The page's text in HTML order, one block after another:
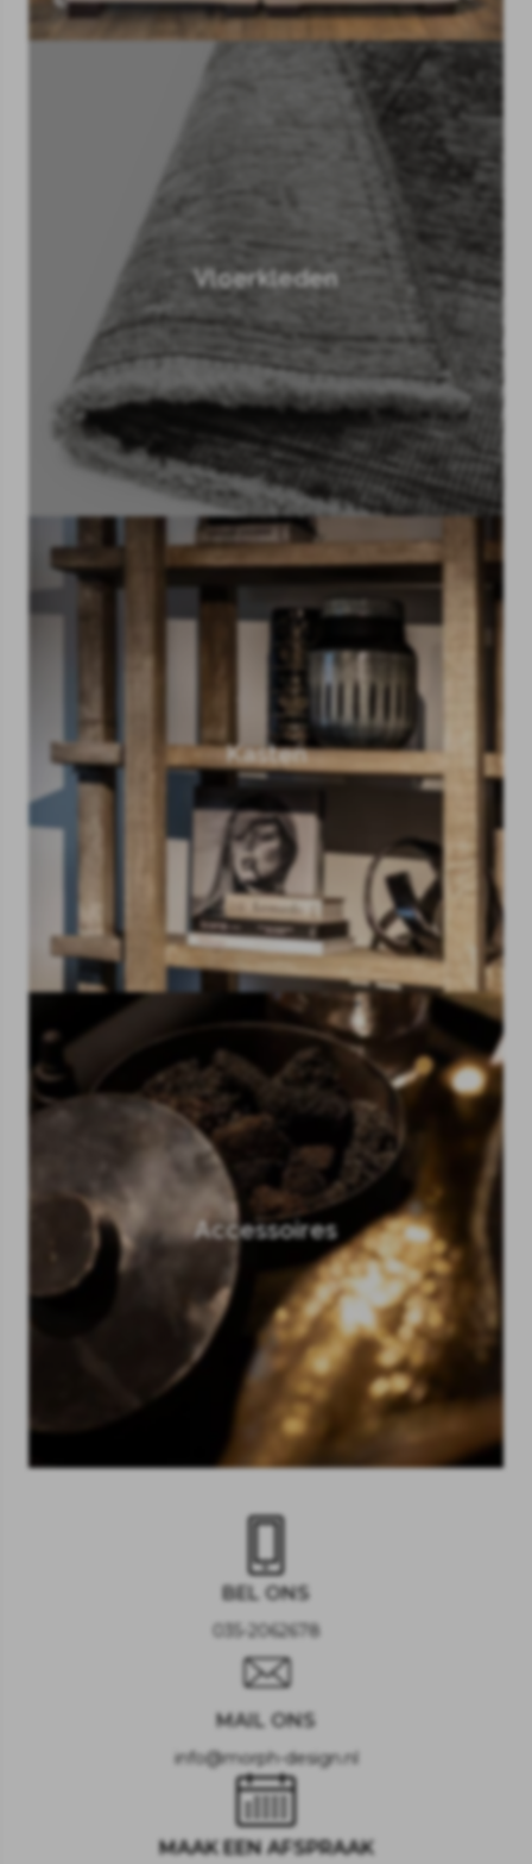
Vloerkleden
Kasten
Accessoires
BEL ONS
035-2062678
MAIL ONS
info@morph-design.nl
MAAK EEN AFSPRAAK